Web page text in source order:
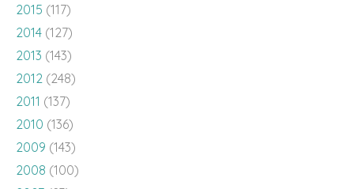
2015 (117)
2014 (127)
2013 (143)
2012 (248)
2011 (137)
2010 (136)
2009 (143)
2008 (100)